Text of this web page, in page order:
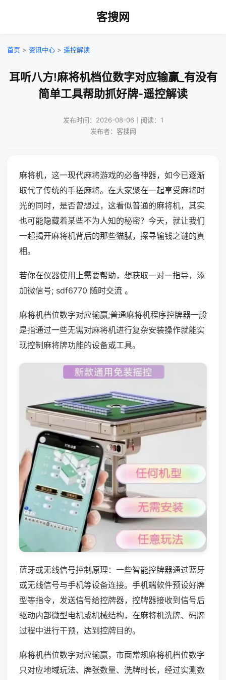
客搜网
首页 > 资讯中心 > 遥控解读
耳听八方!麻将机档位数字对应输赢_有没有
简单工具帮助抓好牌-遥控解读
发布时间：2026-08-06｜阅读：1
发布者：客搜网
麻将机，这一现代麻将游戏的必备神器，如今已逐渐
取代了传统的手搓麻将。在大家聚在一起享受麻将时
光的同时，是否曾想过，这看似普通的麻将机，其实
也可能隐藏着某些不为人知的秘密？今天，就让我们
一起揭开麻将机背后的那些猫腻，探寻输钱之谜的真
相。
若你在仪器使用上需要帮助，想获取一对一指导，添
加微信号; sdf6770 随时交流 。
麻将机档位数字对应输赢;普通麻将机程序控牌器一般
是指通过一些无需对麻将机进行复杂安装操作就能实
现控制麻将牌功能的设备或工具。
蓝牙或无线信号控制原理：一些智能控牌器通过蓝牙
或无线信号与手机等设备连接。手机端软件预设好牌
型等指令，发送信号给控牌器，控牌器接收到信号后
驱动内部微型电机或机械结构，在麻将机洗牌、码牌
过程中进行干预，达到控牌目的。
麻将机档位数字对应输赢，市面常规麻将机档位数字
只对应地域玩法、牌张数量、洗牌时长，经过实测数